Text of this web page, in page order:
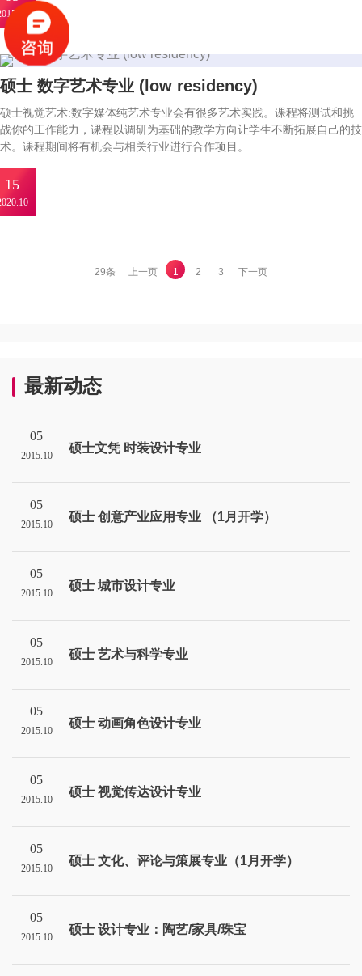
15
硕士 数字艺术专业 (low residency)
硕士视觉艺术:数字媒体纯艺术专业会有很多艺术实践。课程将测试和挑
战你的工作能力，课程以调研为基础的教学方向让学生不断拓展自己的技
术。课程期间将有机会与相关行业进行合作项目。
29条 上一页 1 2 3 下一页
最新动态
05
2015.10
硕士文凭 时装设计专业
05
2015.10
硕士 创意产业应用专业 （1月开学）
05
2015.10
硕士 城市设计专业
05
2015.10
硕士 艺术与科学专业
05
2015.10
硕士 动画角色设计专业
05
2015.10
硕士 视觉传达设计专业
05
2015.10
硕士 文化、评论与策展专业（1月开学）
05
2015.10
硕士 设计专业：陶艺/家具/珠宝